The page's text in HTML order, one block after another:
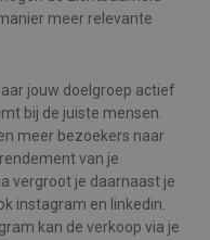
meer relevante
jouw doelgroep actief
bij de juiste mensen.
meer bezoekers naar
van je
vergroot je daarnaast je
instagram en linkedin.
kan de verkoop via je